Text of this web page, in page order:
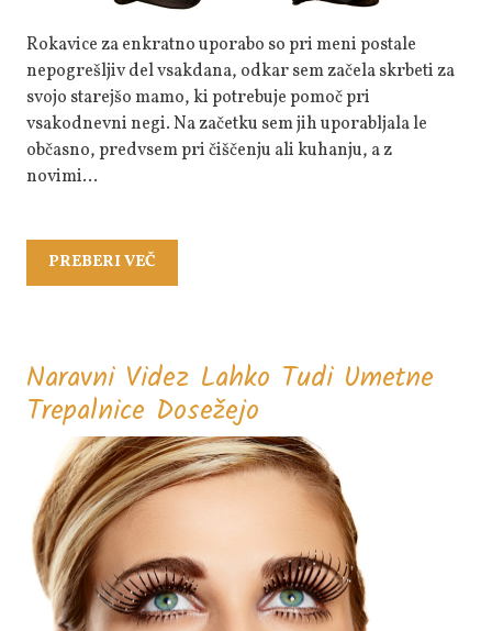
Vsakdana
Rokavice za enkratno uporabo so pri meni postale
nepogrešljiv del vsakdana, odkar sem začela skrbeti za
svojo starejšo mamo, ki potrebuje pomoč pri
vsakodnevni negi. Na začetku sem jih uporabljala le
občasno, predvsem pri čiščenju ali kuhanju, a z
novimi…
PREBERI VEČ
VEČ
Naravni Videz Lahko Tudi Umetne
Trepalnice Dosežejo
Videz
Lahko
Tudi
Umetne
Trepalnice
Dosežejo